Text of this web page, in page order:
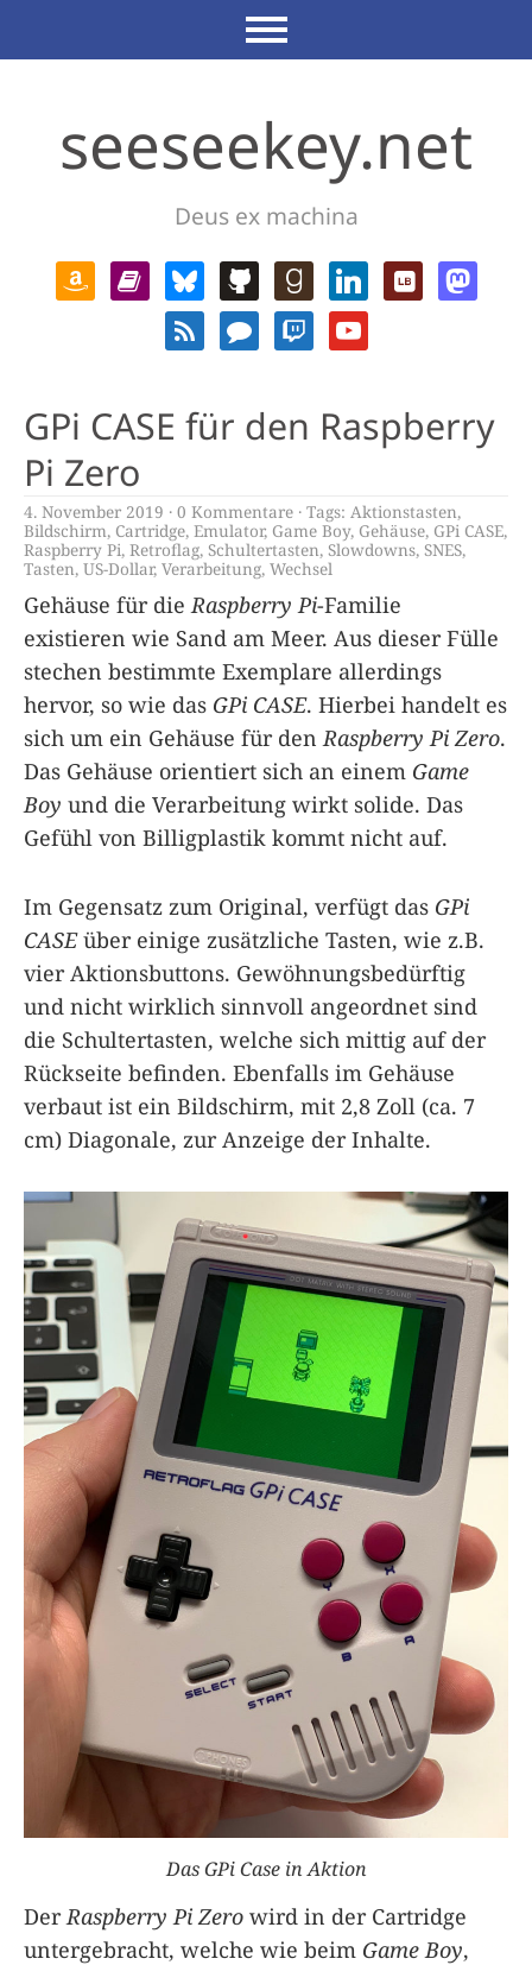
seeseekey.net
Deus ex machina
GPi CASE für den Raspberry
Pi Zero
4. November 2019 0 Kommentare Tags: Aktionstasten,
Bildschirm, Cartridge, Emulator, Game Boy, Gehäuse, GPi CASE,
Raspberry Pi, Retroflag, Schultertasten, Slowdowns, SNES,
Tasten, US-Dollar, Verarbeitung, Wechsel
Gehäuse für die Raspberry Pi-Familie
existieren wie Sand am Meer. Aus dieser Fülle
stechen bestimmte Exemplare allerdings
hervor, so wie das GPi CASE. Hierbei handelt es
sich um ein Gehäuse für den Raspberry Pi Zero.
Das Gehäuse orientiert sich an einem Game
Boy und die Verarbeitung wirkt solide. Das
Gefühl von Billigplastik kommt nicht auf.
Im Gegensatz zum Original, verfügt das GPi
CASEüber einige zusätzliche Tasten, wie z.B.
vier Aktionsbuttons. Gewöhnungsbedürftig
und nicht wirklich sinnvoll angeordnet sind
die Schultertasten, welche sich mittig auf der
Rückseite befinden. Ebenfalls im Gehäuse
verbaut ist ein Bildschirm, mit 2,8 Zoll (ca. 7
cm) Diagonale, zur Anzeige der Inhalte.
Das GPi Case in Aktion
Der Raspberry Pi Zero wird in der Cartridge
untergebracht, welche wie beim Game Boy,